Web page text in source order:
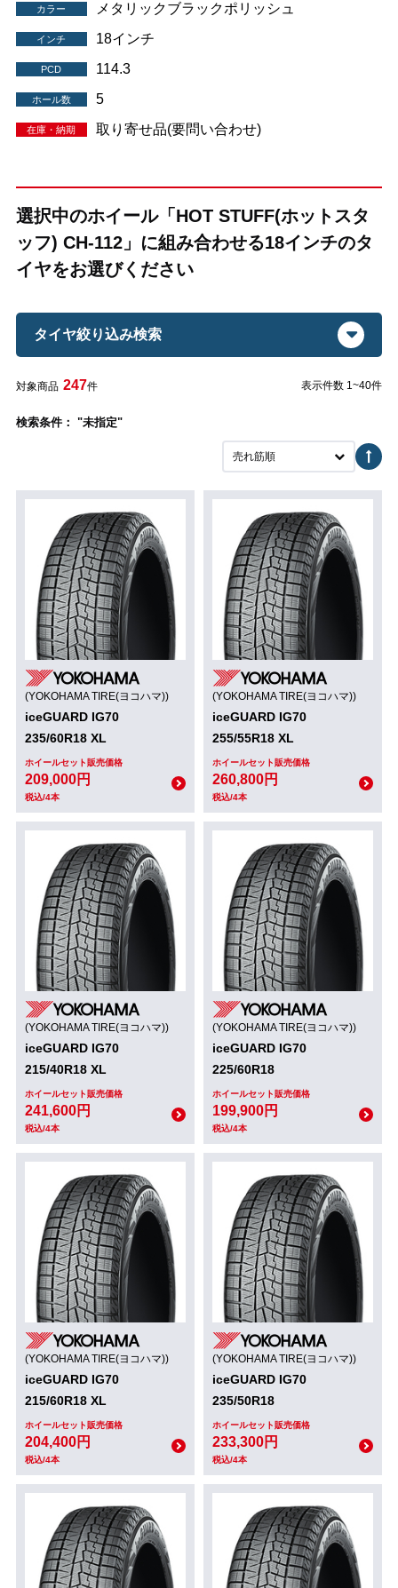
カラー メタリックブラックポリッシュ
インチ 18インチ
PCD 114.3
ホール数 5
在庫・納期 取り寄せ品(要問い合わせ)
選択中のホイール「HOT STUFF(ホットスタ
ッフ) CH-112」に組み合わせる18インチのタ
イヤをお選びください
タイヤ絞り込み検索
対象商品 247件 表示件数 1~40件
検索条件： "未指定"
売れ筋順
(YOKOHAMA TIRE(ヨコハマ))
iceGUARD IG70
235/60R18 XL
ホイールセット販売価格
209,000円
税込/4本
(YOKOHAMA TIRE(ヨコハマ))
iceGUARD IG70
255/55R18 XL
ホイールセット販売価格
260,800円
税込/4本
(YOKOHAMA TIRE(ヨコハマ))
iceGUARD IG70
215/40R18 XL
ホイールセット販売価格
241,600円
税込/4本
(YOKOHAMA TIRE(ヨコハマ))
iceGUARD IG70
225/60R18
ホイールセット販売価格
199,900円
税込/4本
(YOKOHAMA TIRE(ヨコハマ))
iceGUARD IG70
215/60R18 XL
ホイールセット販売価格
204,400円
税込/4本
(YOKOHAMA TIRE(ヨコハマ))
iceGUARD IG70
235/50R18
ホイールセット販売価格
233,300円
税込/4本